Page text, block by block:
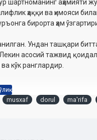
шартноманинг аҳамияти
ҳаққи ва ҳимояси
бирорта ҳам
Ундан ташқари
асосий тажвид
кўк ранглардир.
musxaf dorul ma'rifa